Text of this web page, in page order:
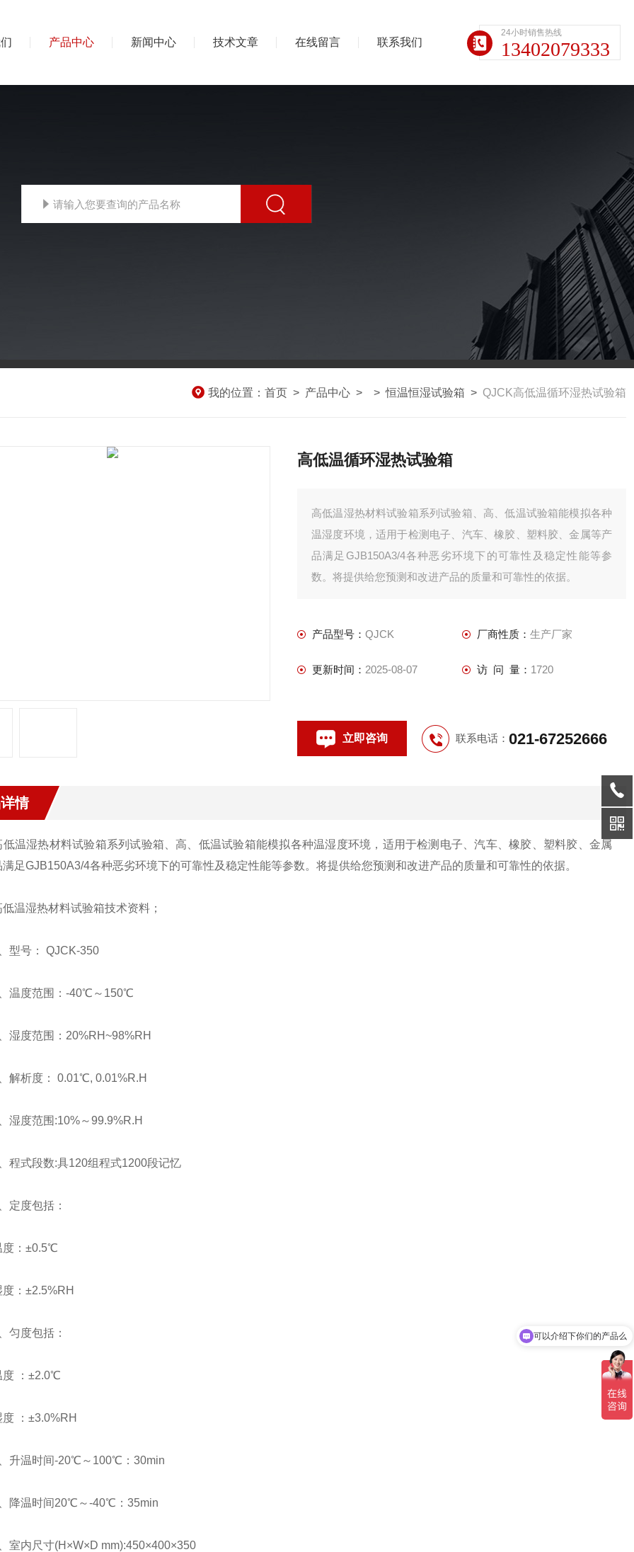
产品中心 新闻中心 技术文章 在线留言 联系我们
24小时销售热线
13402079333
可以介绍下你们的产品么
我的位置： 首页 > 产品中心 > >恒温恒湿试验箱 > QJCK高低温循环湿热试验箱
高低温循环湿热试验箱
高低温湿热材料试验箱系列试验箱、高、低温试验箱能模拟各种
温湿度环境，适用于检测电子、汽车、橡胶、塑料胶、金属等产
品满足GJB150A3/4各种恶劣环境下的可靠性及稳定性能等参
数。将提供给您预测和改进产品的质量和可靠性的依据。
产品型号： QJCK 厂商性质： 生产厂家
更新时间： 2025-08-07 访 问 量： 1720
立即咨询 联系电话： 021-67252666
情
湿热材料试验箱系列试验箱、高、低温试验箱能模拟各种温湿度环境，适用于检测电子、汽车、橡胶、塑料胶、金属
满足GJB150A3/4各种恶劣环境下的可靠性及稳定性能等参数。将提供给您预测和改进产品的质量和可靠性的依据。
湿热材料试验箱技术资料；
号： QJCK-350
度范围：-40℃～150℃
度范围：20%RH~98%RH
析度： 0.01℃, 0.01%R.H
度范围:10%～99.9%R.H
式段数:具120组程式1200段记忆
度包括：
：±0.5℃
±2.5%RH
度包括：
：±2.0℃
：±3.0%RH
温时间-20℃～100℃：30min
温时间20℃～-40℃：35min
内尺寸(H×W×D mm):450×400×350